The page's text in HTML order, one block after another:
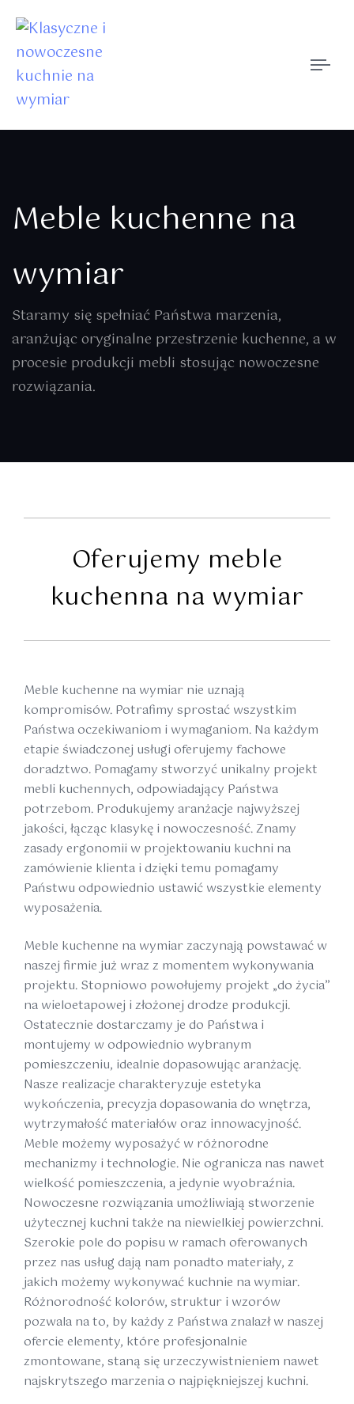
Meble kuchenne na
wymiar
Staramy się spełniać Państwa marzenia,
aranżując oryginalne przestrzenie kuchenne, a w
procesie produkcji mebli stosując nowoczesne
rozwiązania.
Oferujemy meble
kuchenna na wymiar
Meble kuchenne na wymiar nie uznają
kompromisów. Potrafimy sprostać wszystkim
Państwa oczekiwaniom i wymaganiom. Na każdym
etapie świadczonej usługi oferujemy fachowe
doradztwo. Pomagamy stworzyć unikalny projekt
mebli kuchennych, odpowiadający Państwa
potrzebom. Produkujemy aranżacje najwyższej
jakości, łącząc klasykę i nowoczesność. Znamy
zasady ergonomii w projektowaniu kuchni na
zamówienie klienta i dzięki temu pomagamy
Państwu odpowiednio ustawić wszystkie elementy
wyposażenia.
Meble kuchenne na wymiar zaczynają powstawać w
naszej firmie już wraz z momentem wykonywania
projektu. Stopniowo powołujemy projekt „do życia”
na wieloetapowej i złożonej drodze produkcji.
Ostatecznie dostarczamy je do Państwa i
montujemy w odpowiednio wybranym
pomieszczeniu, idealnie dopasowując aranżację.
Nasze realizacje charakteryzuje estetyka
wykończenia, precyzja dopasowania do wnętrza,
wytrzymałość materiałów oraz innowacyjność.
Meble możemy wyposażyć w różnorodne
mechanizmy i technologie. Nie ogranicza nas nawet
wielkość pomieszczenia, a jedynie wyobraźnia.
Nowoczesne rozwiązania umożliwiają stworzenie
użytecznej kuchni także na niewielkiej powierzchni.
Szerokie pole do popisu w ramach oferowanych
przez nas usług dają nam ponadto materiały, z
jakich możemy wykonywać kuchnie na wymiar.
Różnorodność kolorów, struktur i wzorów
pozwala na to, by każdy z Państwa znalazł w naszej
ofercie elementy, które profesjonalnie
zmontowane, staną się urzeczywistnieniem nawet
najskrytszego marzenia o najpiękniejszej kuchni.